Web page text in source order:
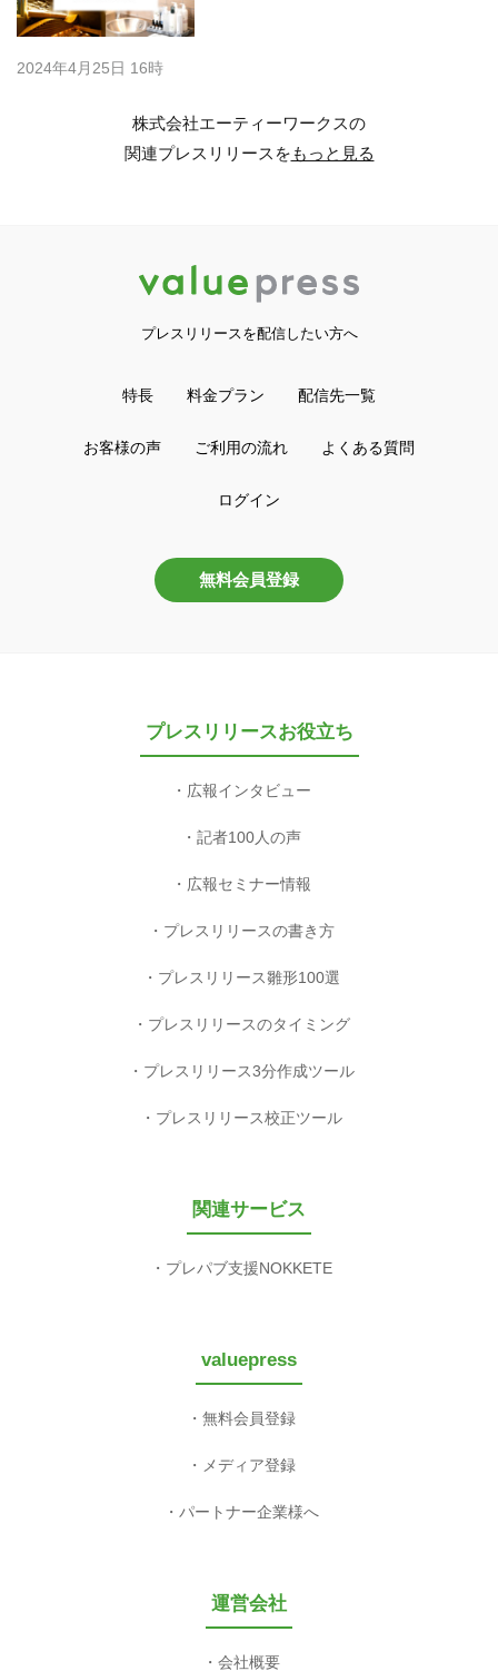
2024年4月25日 16時
株式会社エーティーワークスの
関連プレスリリースをもっと見る
プレスリリースを配信したい方へ
特長 料金プラン 配信先一覧
お客様の声 ご利用の流れ よくある質問
ログイン
無料会員登録
プレスリリースお役立ち
広報インタビュー
記者100人の声
広報セミナー情報
プレスリリースの書き方
プレスリリース雛形100選
プレスリリースのタイミング
プレスリリース3分作成ツール
プレスリリース校正ツール
関連サービス
プレパブ支援NOKKETE
valuepress
無料会員登録
メディア登録
パートナー企業様へ
運営会社
会社概要